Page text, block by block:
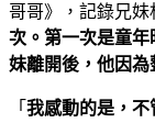
哥哥》，記錄兄妹
次。第一次是童
妹離開後，他因為
「 我感動的是，